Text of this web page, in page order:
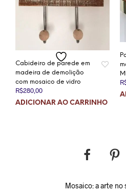
Cabideiro de parede em
madeira de demolição
com mosaico de vidro
R$280,00
ADICIONAR AO CARRINHO
Mosaico: a arte no